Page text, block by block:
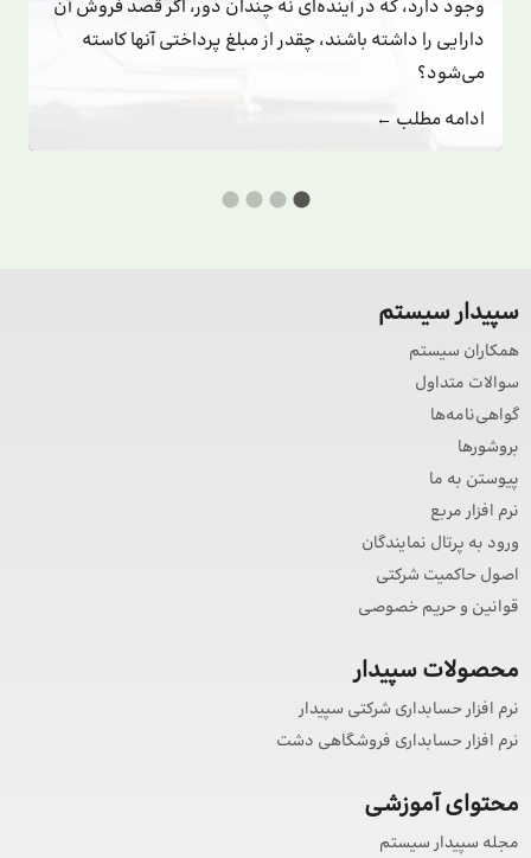
وجود دارد، که در آینده‌ای نه چندان دور، اگر قصد فروش آن
دارایی را داشته باشند، چقدر از مبلغ پرداختی آنها کاسته
می‌شود؟
ادامه مطلب ←
سپیدار سیستم
همکاران سیستم
سوالات متداول
گواهی‌نامه‌ها
بروشورها
پیوستن به ما
نرم افزار مربع
ورود به پرتال نمایندگان
اصول حاکمیت شرکتی
قوانین و حریم خصوصی
محصولات سپیدار
نرم افزار حسابداری شرکتی سپیدار
نرم افزار حسابداری فروشگاهی دشت
محتوای آموزشی
مجله سپیدار سیستم